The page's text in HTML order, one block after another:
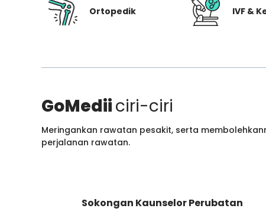
Ortopedik IVF &
GoMediiciri-ciri
Meringankan rawatan pesakit, serta
perjalanan rawatan.
Sokongan Kaunselor Perubatan